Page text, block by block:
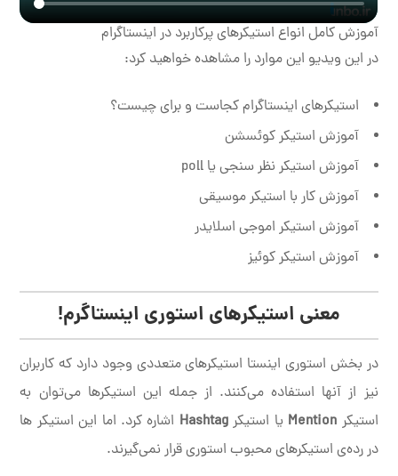
آموزش کامل انواع استیکر‌های پرکاربرد در اینستاگرام
در این ویدیو این موارد را مشاهده خواهید کرد:
استیکر‌های اینستاگرام کجاست و برای چیست؟
آموزش استیکر کوئسشن
آموزش استیکر نظر سنجی یا poll
آموزش کار با استیکر موسیقی
آموزش استیکر اموجی اسلایدر
آموزش استیکر کوئیز
معنی استیکرهای استوری اینستاگرم!
در بخش استوری اینستا استیکرهای متعددی وجود دارد که کاربران
نیز از آنها استفاده می‌کنند. از جمله این استیکرها می‌توان به
استیکر Mention یا استیکرHashtag اشاره کرد. اما این استیکر ها
در رده‌ی استیکرهای محبوب استوری قرار نمی‌گیرند.